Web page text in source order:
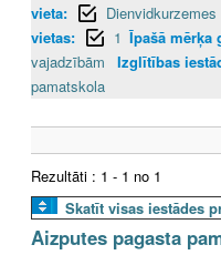
vieta:
Dienvidkurzemes
vietas:
1 Īpašā mērķa
vajadzībām
Izglītības
pamatskola
Rezultāti : 1 - 1 no 1
Skatīt visas iestādes
Aizputes pagasta